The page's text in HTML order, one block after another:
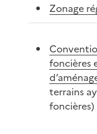
Zonage
foncières
terrains
foncières)